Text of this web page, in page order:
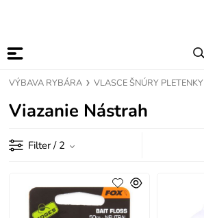
VÝBAVA RYBÁRA VLASCE ŠNÚRY PLETENKY
Viazanie Nástrah
Filter / 2